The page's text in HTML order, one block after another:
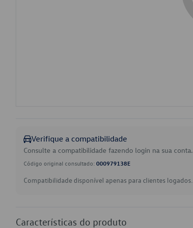
Verifique a compatibilidade
Consulte a compatibilidade fazendo login na sua conta.
Código original consultado: 000979138E
Compatibilidade disponível apenas para clientes logados.
Características do produto